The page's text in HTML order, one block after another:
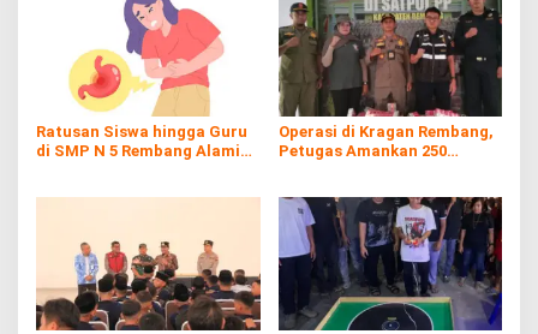
Ratusan Siswa hingga Guru
di SMP N 5 Rembang Alami
Operasi di Kragan Rembang,
Petugas Amankan 250